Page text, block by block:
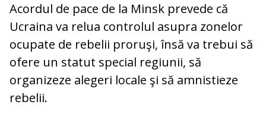
Acordul de pace de la Minsk prevede că
Ucraina va relua controlul asupra zonelor
ocupate de rebelii proruşi, însă va trebui să
ofere un statut special regiunii, să
organizeze alegeri locale şi să amnistieze
rebelii.